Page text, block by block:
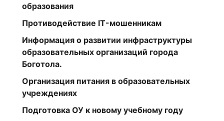
образования
Противодействие IT-мошенникам
Информация о развитии инфраструктуры
образовательных организаций города
Боготола.
Организация питания в образовательных
учреждениях
Подготовка ОУ к новому учебному году